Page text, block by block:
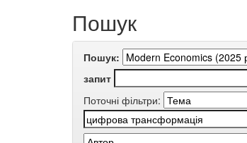
Пошук
Пошук:
запит
Поточні фільтри: